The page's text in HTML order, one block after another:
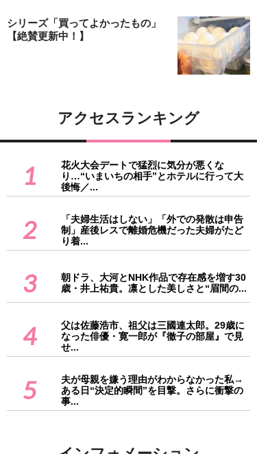
シリーズ「買ってよかったもの」
【絶賛更新中！】
アクセスランキング
1
花火大会デートで猛烈に気分が悪くな
り…“いまいちの相手”とホテルに行って大
後悔／...
2
「夫婦生活はしない」「外での発散は申告
制」産後レスで離婚危機だった夫婦がたど
り着...
3
朝ドラ、大河とNHK作品で存在感を増す30
歳・井上祐貴。凛とした美しさと“眉間の...
4
父は佐藤浩市、祖父は三國連太郎。29歳に
なった俳優・寛一郎が『徹子の部屋』で見
せ...
5
夫が母親を嫌う理由がわからなかった私→
ある日“決定的瞬間”を目撃。さらに衝撃の
事...